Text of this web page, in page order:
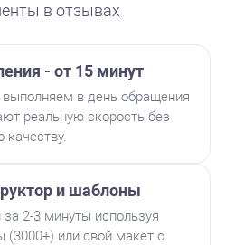
переделай
Заказать
водной основе
КРАСНАЯ 28ml
в отзывах
- от 15 минут
в день обращения
реальную скорость без
качеству.
и шаблоны
2-3 минуты используя
(3000+) или свой макет с